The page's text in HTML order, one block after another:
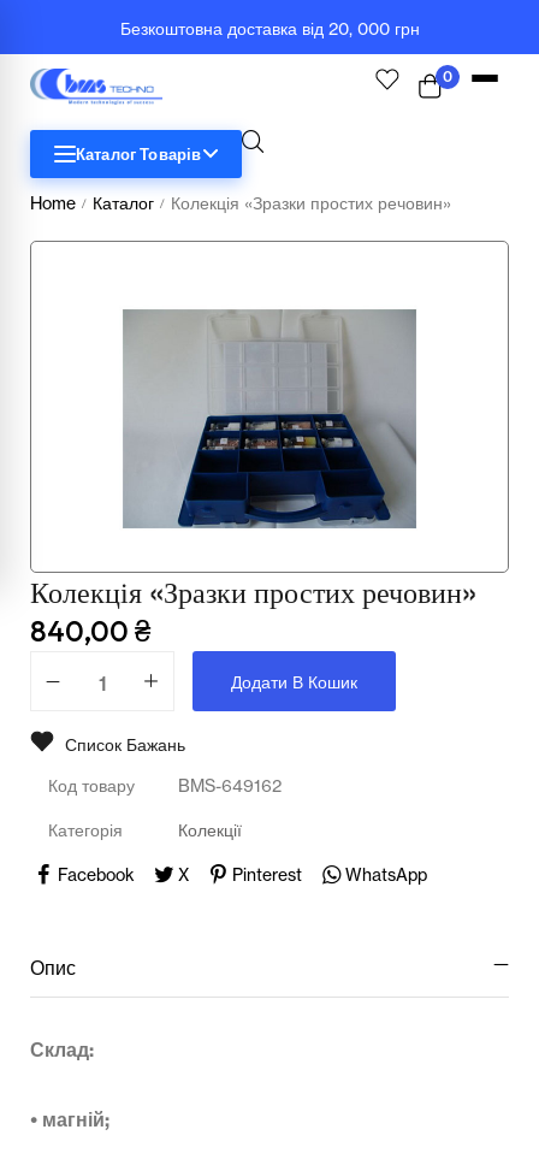
Безкоштовна доставка від 20, 000 грн
0
Каталог Товарів
Географія
Меблі
Освіта
Телерадіо обладнання
Всі товари
Підкатегорії відсутні.
Home / Каталог / Колекція «Зразки простих речовин»
Колекція «Зразки простих речовин»
840,00 ₴
Додати В Кошик
Список Бажань
Код товару BMS-649162
Категорія Колекції
Facebook X Pinterest WhatsApp
Опис
Склад:
• магній;